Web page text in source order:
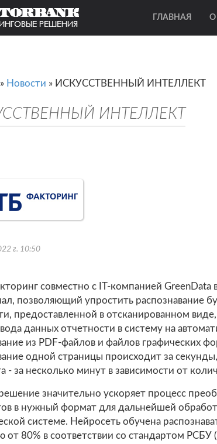
ГЛАВНАЯ О
» Новости » ИСКУССТВЕННЫЙ ИНТЕЛЛЕКТ
ИНТЕЛЛЕКТ
г. 10:50
совместно с IT-компанией GreenData
позволяющий упростить распознавание
предоставленной в отсканированном
данных отчетности в систему на
из PDF-файлов и файлов графических
одной страницы происходит за секунды,
- за несколько минут в зависимости от
значительно ускоряет процесс
в нужный формат для дальнейшей
системе. Нейросеть обучена
от 80% в соответствии со стандартом РСБУ